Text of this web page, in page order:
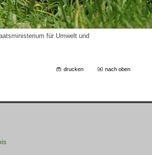
für Umwelt und
drucken nach oben